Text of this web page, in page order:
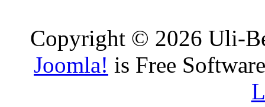
Copyright © 2026 Uli-
Joomla! is Free